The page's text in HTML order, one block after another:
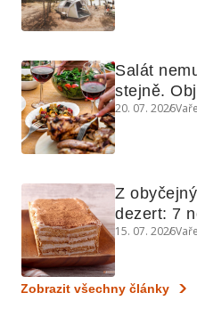
Salát
stejně.
využijete i
20. 07. 2026
Z
dezert: 7
a koláčů
15. 07. 2026
Zobrazit všechny články